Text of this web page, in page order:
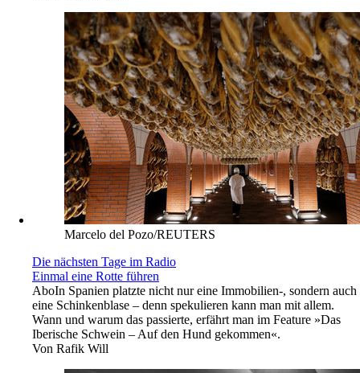
Marcelo del Pozo/REUTERS
Die nächsten Tage im Radio
Einmal eine Rotte führen
AboIn Spanien platzte nicht nur eine Immobilien-, sondern auch
eine Schinkenblase – denn spekulieren kann man mit allem.
Wann und warum das passierte, erfährt man im Feature »Das
Iberische Schwein – Auf den Hund gekommen«.
Von Rafik Will